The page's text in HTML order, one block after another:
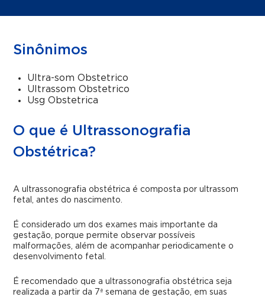
Sinônimos
Ultra-som Obstetrico
Ultrassom Obstetrico
Usg Obstetrica
O que é Ultrassonografia
Obstétrica?
A ultrassonografia obstétrica é composta por ultrassom
fetal, antes do nascimento.
É considerado um dos exames mais importante da
gestação, porque permite observar possíveis
malformações, além de acompanhar periodicamente o
desenvolvimento fetal.
É recomendado que a ultrassonografia obstétrica seja
realizada a partir da 7ª semana de gestação, em suas